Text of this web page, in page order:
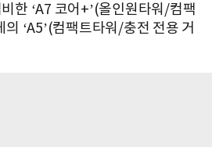
한 ‘A7 코어+’(올인원타워/컴팩
‘A5’(컴팩트타워/충전 전용 거